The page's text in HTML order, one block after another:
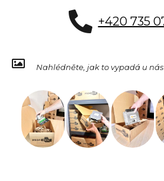
+420 735
Nahlédněte, jak to vypadá u nás